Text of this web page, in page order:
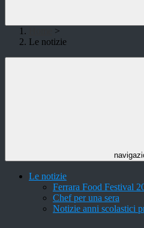
>
Le notizie
Le notizie
Ferrara Food Festival
Chef per una sera
Notizie anni scolastici